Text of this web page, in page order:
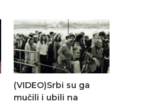
(VIDEO)Srbi su ga
mučili i ubili na